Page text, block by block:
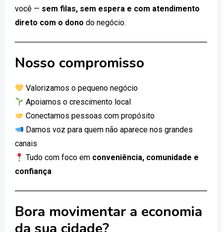
você — sem filas, sem espera e com atendimento
direto com o dono do negócio.
Nosso compromisso
Valorizamos o pequeno negócio
Apoiamos o crescimento local
Conectamos pessoas com propósito
Damos voz para quem não aparece nos grandes
canais
Tudo com foco em conveniência, comunidade e
confiança
Bora movimentar a economia